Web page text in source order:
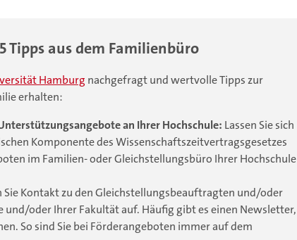
Tipps aus dem Familienbüro
Hamburg nachgefragt und wertvolle Tipps zur
erhalten:
an Ihrer Hochschule: Lassen Sie sich
Komponente des Wissenschaftszeitvertragsgesetzes
im Familien- oder Gleichstellungsbüro Ihrer Hochschule
Sie Kontakt zu den Gleichstellungsbeauftragten und/oder
und/oder Ihrer Fakultät auf. Häufig gibt es einen Newsletter,
So sind Sie bei Förderangeboten immer auf dem